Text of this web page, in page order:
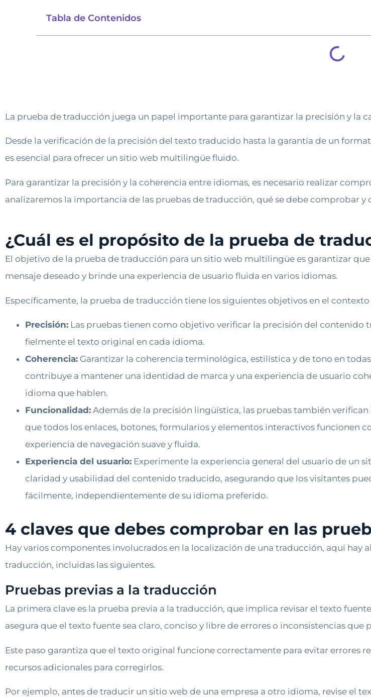
Tabla de Contenidos
La prueba de traducción juega un papel importante para garantizar la precisión y la
Desde la verificación de la precisión del texto traducido hasta la garantía de un
es esencial para ofrecer un sitio web multilingüe fluido.
Para garantizar la precisión y la coherencia entre idiomas, es necesario realizar
analizaremos la importancia de las pruebas de traducción, qué se debe comprobar
¿Cuál es el propósito de la prueba de
El objetivo de la prueba de traducción para un sitio web multilingüe es garantizar
mensaje deseado y brinde una experiencia de usuario fluida en varios idiomas.
Específicamente, la prueba de traducción tiene los siguientes objetivos en el
Precisión: Las pruebas tienen como objetivo verificar la precisión del
fielmente el texto original en cada idioma.
Coherencia: Garantizar la coherencia terminológica, estilística y de tono en
contribuye a mantener una identidad de marca y una experiencia de usuario
idioma que hablen.
Funcionalidad: Además de la precisión lingüística, las pruebas también
que todos los enlaces, botones, formularios y elementos interactivos funcionen
experiencia de navegación suave y fluida.
Experiencia del usuario: Experimente la experiencia general del usuario de un
claridad y usabilidad del contenido traducido, asegurando que los visitantes
fácilmente, independientemente de su idioma preferido.
4 claves que debes comprobar en las
Hay varios componentes involucrados en la localización de una traducción, aquí hay
traducción, incluidas las siguientes.
Pruebas previas a la traducción
La primera clave es la prueba previa a la traducción, que implica revisar el texto
asegura que el texto fuente sea claro, conciso y libre de errores o inconsistencias
Este paso garantiza que el texto original funcione correctamente para evitar errores
recursos adicionales para corregirlos.
Por ejemplo, antes de traducir un sitio web de una empresa a otro idioma, revise el